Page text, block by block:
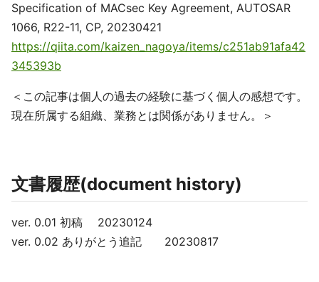
Specification of MACsec Key Agreement, AUTOSAR
1066, R22-11, CP, 20230421
https://qiita.com/kaizen_nagoya/items/c251ab91afa42
345393b
＜この記事は個人の過去の経験に基づく個人の感想です。
現在所属する組織、業務とは関係がありません。＞
文書履歴(document history)
ver. 0.01 初稿 20230124
ver. 0.02 ありがとう追記 20230817